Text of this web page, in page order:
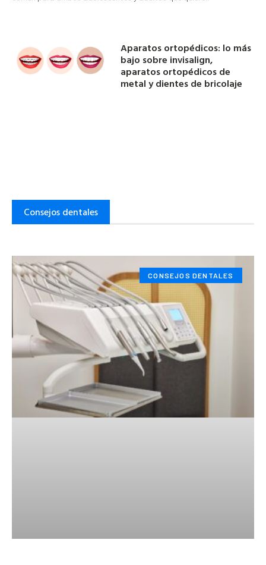
Aparatos ortopédicos: lo más
bajo sobre invisalign,
aparatos ortopédicos de
metal y dientes de bricolaje
Consejos dentales
CONSEJOS DENTALES